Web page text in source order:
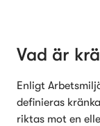
Vad är
Enligt
definieras
riktas mot en